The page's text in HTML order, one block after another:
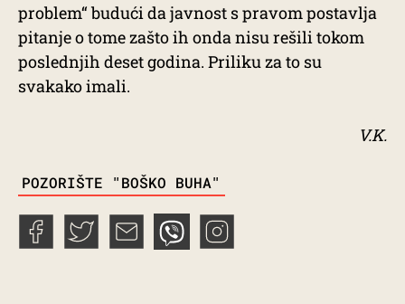
problem“ budući da javnost s pravom postavlja
pitanje o tome zašto ih onda nisu rešili tokom
poslednjih deset godina. Priliku za to su
svakako imali.
V.K.
POZORIŠTE "BOŠKO BUHA"